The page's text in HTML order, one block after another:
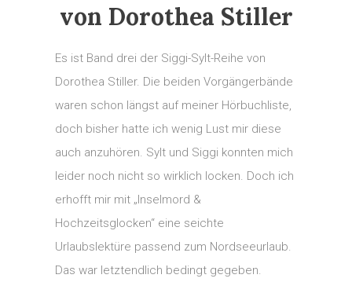
von Dorothea Stiller
Es ist Band drei der Siggi-Sylt-Reihe von
Dorothea Stiller. Die beiden Vorgängerbände
waren schon längst auf meiner Hörbuchliste,
doch bisher hatte ich wenig Lust mir diese
auch anzuhören. Sylt und Siggi konnten mich
leider noch nicht so wirklich locken. Doch ich
erhofft mir mit „Inselmord &
Hochzeitsglocken“ eine seichte
Urlaubslektüre passend zum Nordseeurlaub.
Das war letztendlich bedingt gegeben.